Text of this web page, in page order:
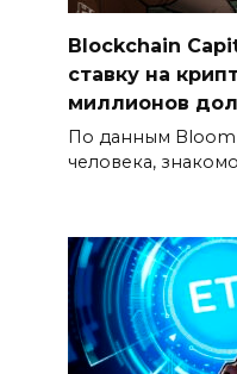
Blockchain
ставку на
миллионов
По данным
человека,